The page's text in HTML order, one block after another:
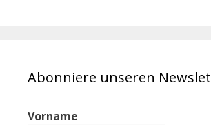
Abonniere unseren
Vorname